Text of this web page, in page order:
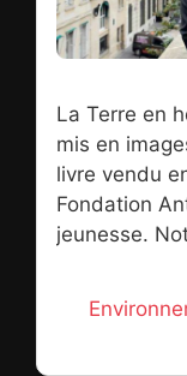
La Terre en
mis en
livre vendu
Fondation
jeunesse.
ouvrage, La